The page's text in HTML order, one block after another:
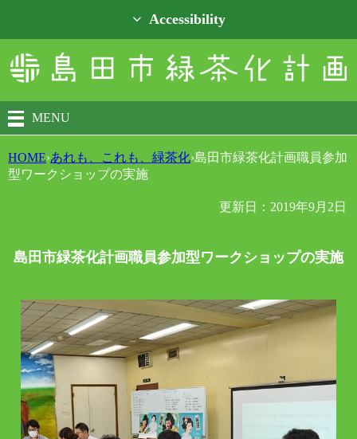
Accessibility
MENU
HOME›あれも、これも、緑茶化›島田市緑茶化計画職員参加
型ワークショップの実施
更新日：2019年9月2日
島田市緑茶化計画職員参加型ワークショップの実施